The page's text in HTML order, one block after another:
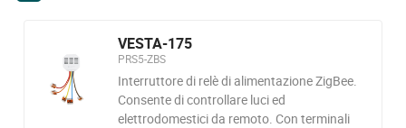
VESTA-175
PRS5-ZBS
Interruttore di relè di alimentazione ZigBee.
Consente di controllare luci ed
elettrodomestici da remoto. Con terminali